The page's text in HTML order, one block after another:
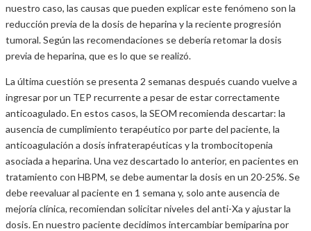
nuestro caso, las causas que pueden explicar este fenómeno son la
reducción previa de la dosis de heparina y la reciente progresión
tumoral. Según las recomendaciones se debería retomar la dosis
previa de heparina, que es lo que se realizó.
La última cuestión se presenta 2 semanas después cuando vuelve a
ingresar por un TEP recurrente a pesar de estar correctamente
anticoagulado. En estos casos, la SEOM recomienda descartar: la
ausencia de cumplimiento terapéutico por parte del paciente, la
anticoagulación a dosis infraterapéuticas y la trombocitopenia
asociada a heparina. Una vez descartado lo anterior, en pacientes en
tratamiento con HBPM, se debe aumentar la dosis en un 20-25%. Se
debe reevaluar al paciente en 1 semana y, solo ante ausencia de
mejoría clínica, recomiendan solicitar niveles del anti-Xa y ajustar la
dosis. En nuestro paciente decidimos intercambiar bemiparina por